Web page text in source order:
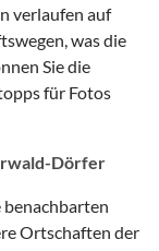
verlaufen auf
was die
Sie die
für Fotos
Dörfer
benachbarten
Ortschaften der